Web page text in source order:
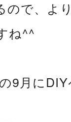
ので、よ
ね^^
9月に